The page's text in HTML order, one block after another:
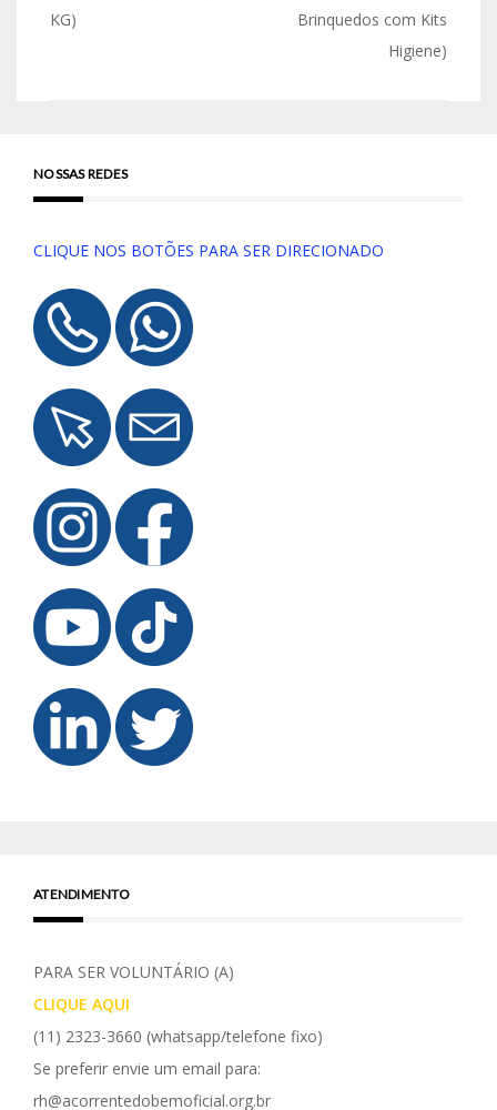
KG)
Brinquedos com Kits
Higiene)
NOSSAS REDES
CLIQUE NOS BOTÕES PARA SER DIRECIONADO
ATENDIMENTO
PARA SER VOLUNTÁRIO (A)
CLIQUE AQUI
(11) 2323-3660 (whatsapp/telefone fixo)
Se preferir envie um email para:
rh@acorrentedobemoficial.org.br